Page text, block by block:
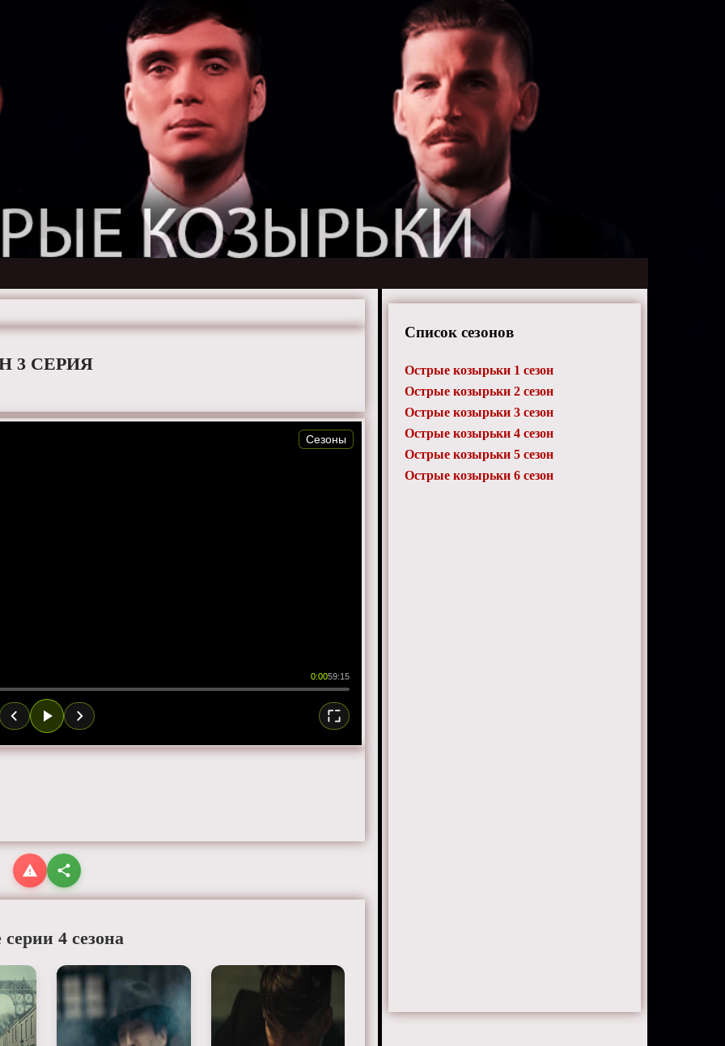
3 СЕРИЯ
0:0059:15
Сезоны
серии 4 сезона
Список сезонов
Острые козырьки 1 сезон
Острые козырьки 2 сезон
Острые козырьки 3 сезон
Острые козырьки 4 сезон
Острые козырьки 5 сезон
Острые козырьки 6 сезон